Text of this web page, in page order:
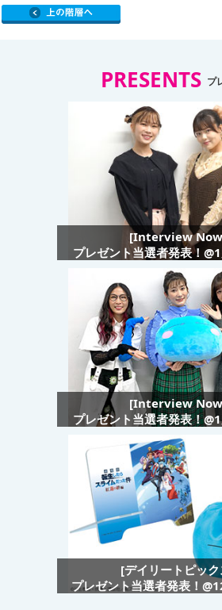
PRESENTS プ
[Interview
プレゼント当選者発表！
[Interview
プレゼント当選者発表！
[デイリートピッ
プレゼント当選者発表！